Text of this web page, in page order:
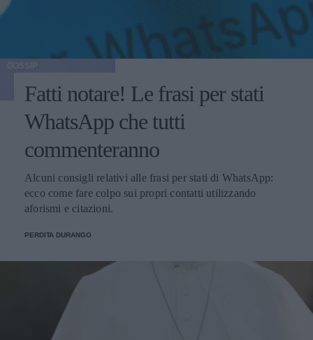
Fatti notare! Le frasi per stati
WhatsApp che tutti
commenteranno
Alcuni consigli relativi alle frasi per stati di WhatsApp:
ecco come fare colpo sui propri contatti utilizzando
aforismi e citazioni.
PERDITA DURANGO